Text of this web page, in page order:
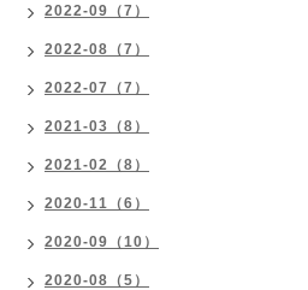
2022-09（7）
2022-08（7）
2022-07（7）
2021-03（8）
2021-02（8）
2020-11（6）
2020-09（10）
2020-08（5）